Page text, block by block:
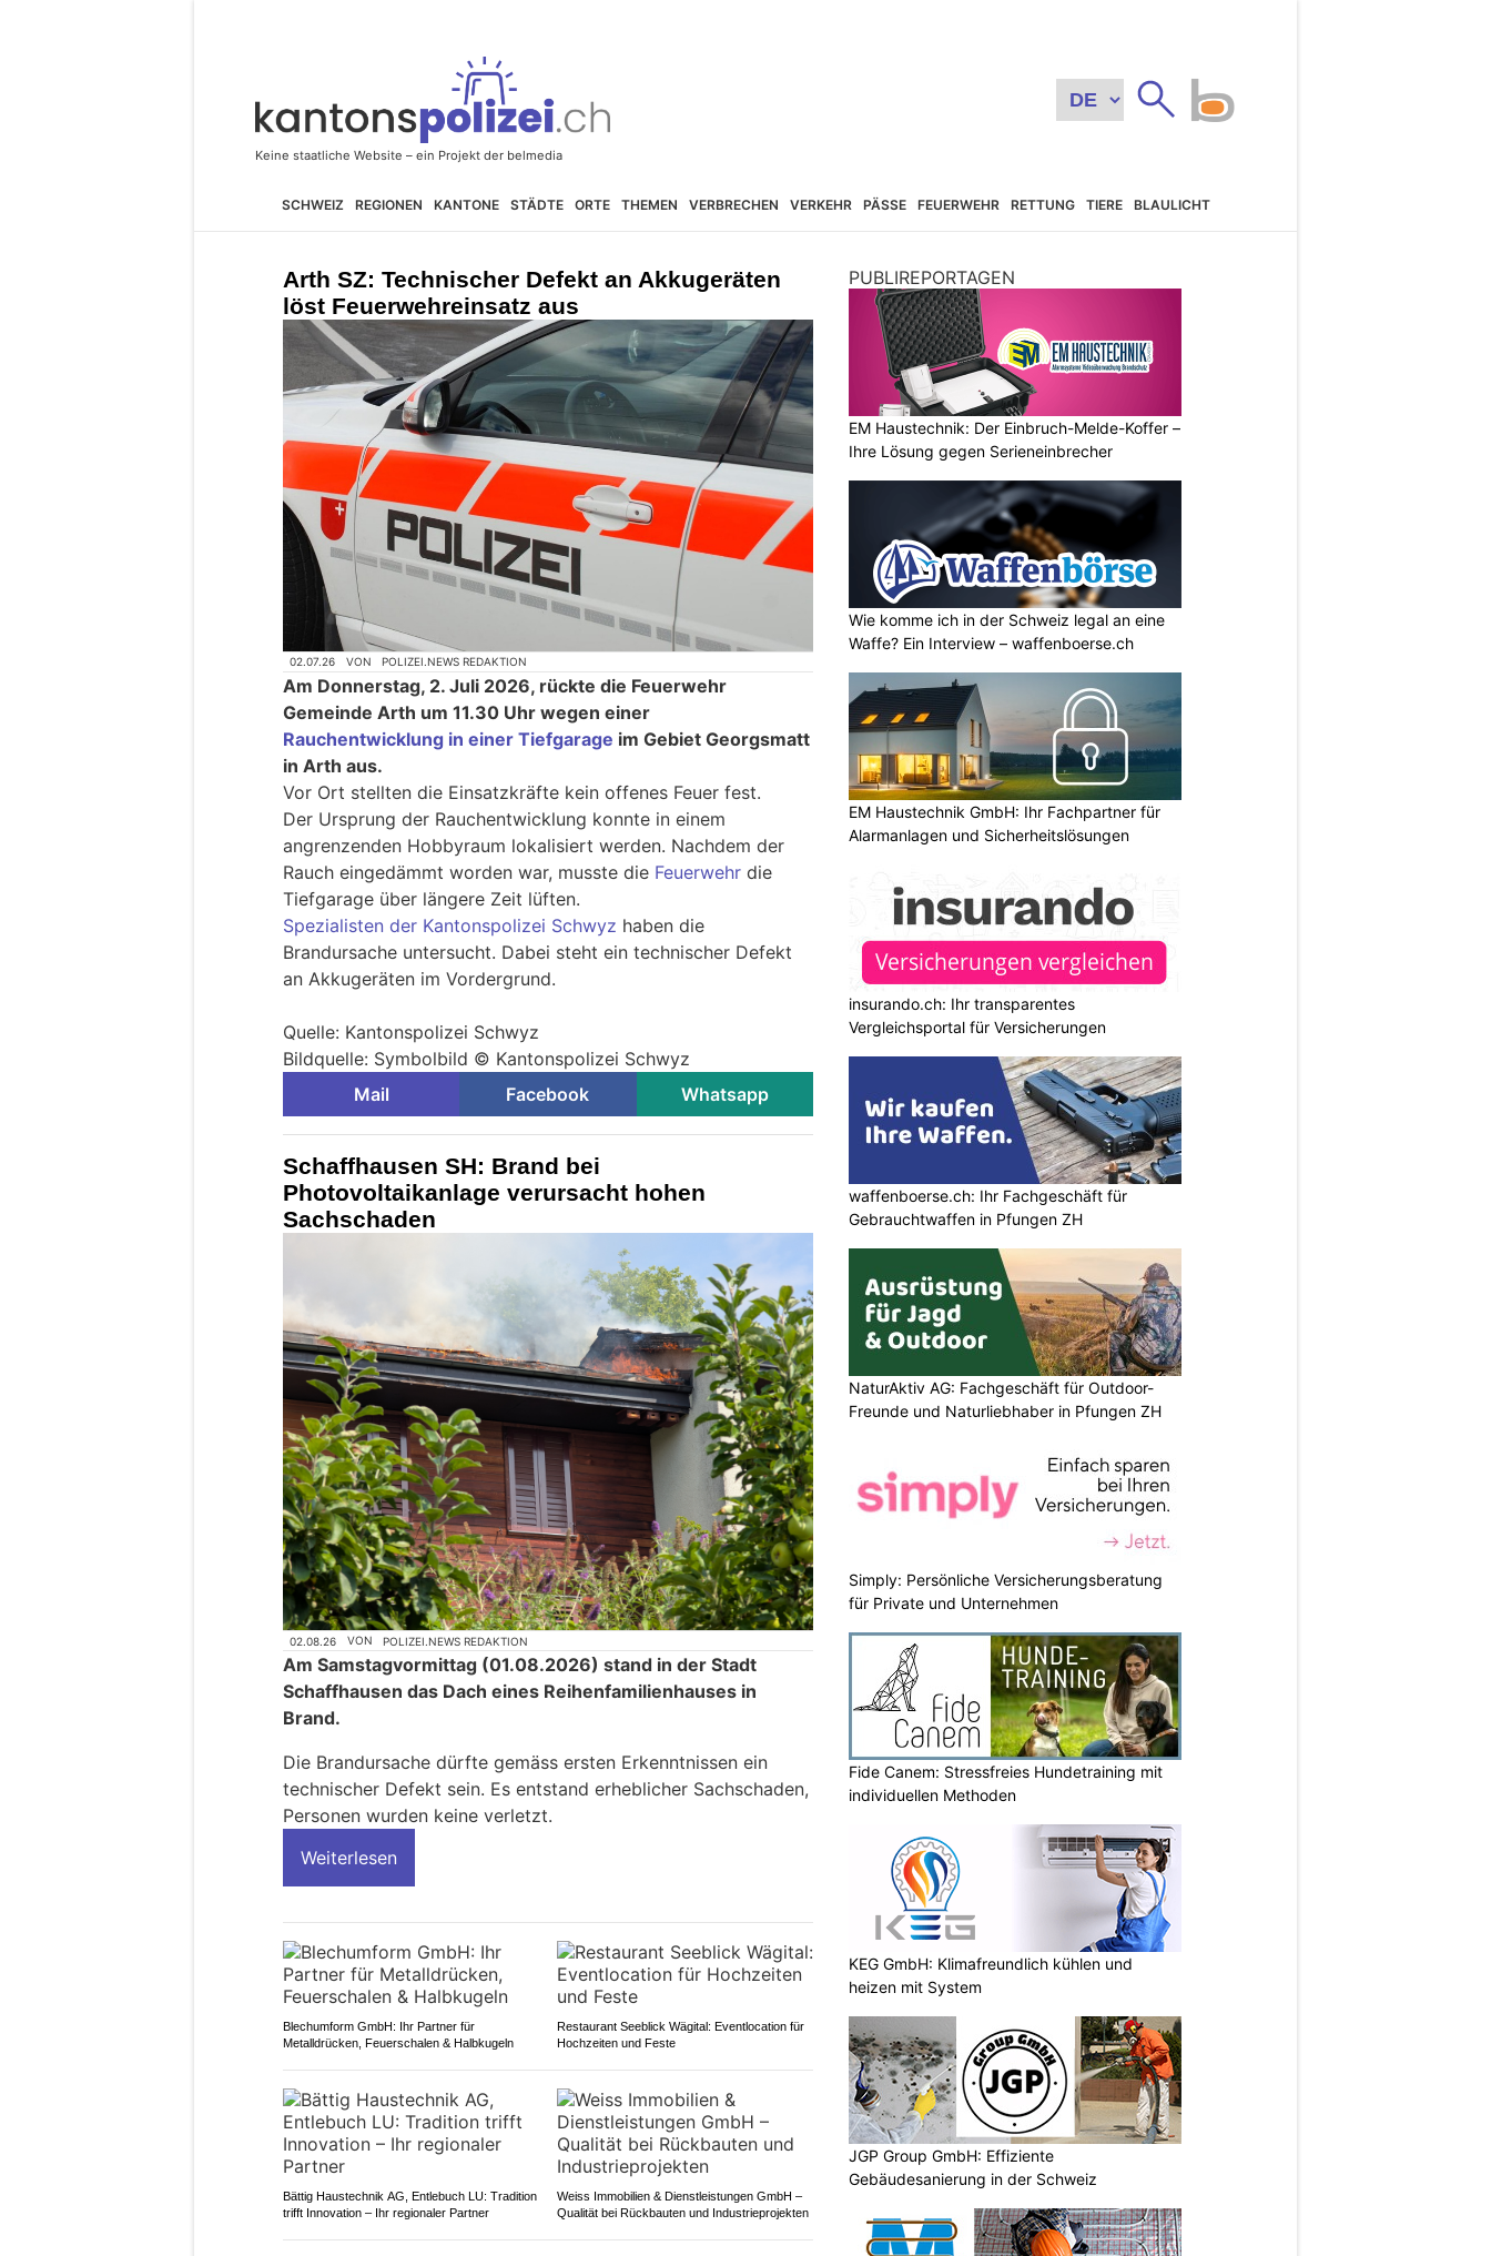
SCHWEIZ REGIONEN KANTONE STÄDTE ORTE THEMEN VERBRECHEN VERKEHR PÄSSE FEUERWEHR RETTUNG TIERE BLAULICHT
Arth SZ: Technischer Defekt an Akkugeräten
löst Feuerwehreinsatz aus
02.07.26 VON POLIZEI.NEWS REDAKTION
Am Donnerstag, 2. Juli 2026, rückte die Feuerwehr
Gemeinde Arth um 11.30 Uhr wegen einer
Rauchentwicklung in einer Tiefgarage im Gebiet Georgsmatt
in Arth aus.
Vor Ort stellten die Einsatzkräfte kein offenes Feuer fest.
Der Ursprung der Rauchentwicklung konnte in einem
angrenzenden Hobbyraum lokalisiert werden. Nachdem der
Rauch eingedämmt worden war, musste die Feuerwehr die
Tiefgarage über längere Zeit lüften.
Spezialisten der Kantonspolizei Schwyz haben die
Brandursache untersucht. Dabei steht ein technischer Defekt
an Akkugeräten im Vordergrund.
Quelle: Kantonspolizei Schwyz
Bildquelle: Symbolbild © Kantonspolizei Schwyz
Mail
Facebook Whatsapp
Schaffhausen SH: Brand bei
Photovoltaikanlage verursacht hohen
Sachschaden
02.08.26 VON POLIZEI.NEWS REDAKTION
Am Samstagvormittag (01.08.2026) stand in der Stadt
Schaffhausen das Dach eines Reihenfamilienhauses in
Brand.
Die Brandursache dürfte gemäss ersten Erkenntnissen ein
technischer Defekt sein. Es entstand erheblicher Sachschaden,
Personen wurden keine verletzt.
Weiterlesen
Blechumform GmbH: Ihr Partner für
Metalldrücken, Feuerschalen & Halbkugeln
Restaurant Seeblick Wägital: Eventlocation für
Hochzeiten und Feste
Bättig Haustechnik AG, Entlebuch LU: Tradition
trifft Innovation – Ihr regionaler Partner
Weiss Immobilien & Dienstleistungen GmbH –
Qualität bei Rückbauten und Industrieprojekten
PUBLIREPORTAGEN
EM Haustechnik: Der Einbruch-Melde-Koffer –
Ihre Lösung gegen Serieneinbrecher
Wie komme ich in der Schweiz legal an eine
Waffe? Ein Interview – waffenboerse.ch
EM Haustechnik GmbH: Ihr Fachpartner für
Alarmanlagen und Sicherheitslösungen
insurando.ch: Ihr transparentes
Vergleichsportal für Versicherungen
waffenboerse.ch: Ihr Fachgeschäft für
Gebrauchtwaffen in Pfungen ZH
NaturAktiv AG: Fachgeschäft für Outdoor-
Freunde und Naturliebhaber in Pfungen ZH
Simply: Persönliche Versicherungsberatung
für Private und Unternehmen
Fide Canem: Stressfreies Hundetraining mit
individuellen Methoden
KEG GmbH: Klimafreundlich kühlen und
heizen mit System
JGP Group GmbH: Effiziente
Gebäudesanierung in der Schweiz